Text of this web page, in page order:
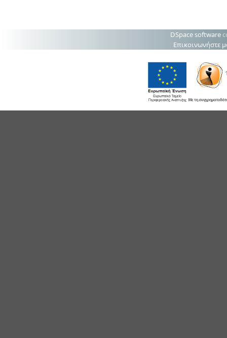
DSpace software
Επικοινωνήστε